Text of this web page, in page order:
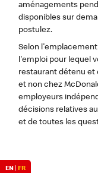
aménagements
disponibles sur
postulez.
Selon
l'emploi pour lequel
restaurant détenu et
et non chez
employeurs
décisions relatives
et de toutes les
EN| FR